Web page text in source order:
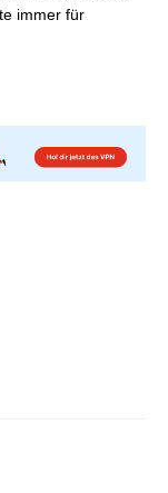
immer für